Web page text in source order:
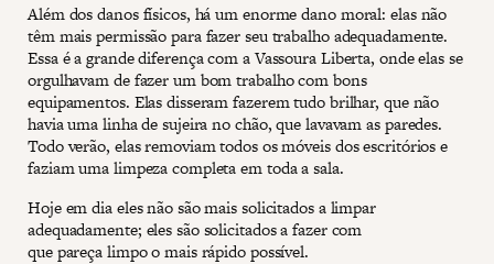
Além dos danos físicos, há um enorme dano moral: elas não
têm mais permissão para fazer seu trabalho adequadamente.
Essa é a grande diferença com a Vassoura Liberta, onde elas se
orgulhavam de fazer um bom trabalho com bons
equipamentos. Elas disseram fazerem tudo brilhar, que não
havia uma linha de sujeira no chão, que lavavam as paredes.
Todo verão, elas removiam todos os móveis dos escritórios e
faziam uma limpeza completa em toda a sala.
Hoje em dia eles não são mais solicitados a limpar
adequadamente; eles são solicitados a fazer com
que pareça limpo o mais rápido possível.